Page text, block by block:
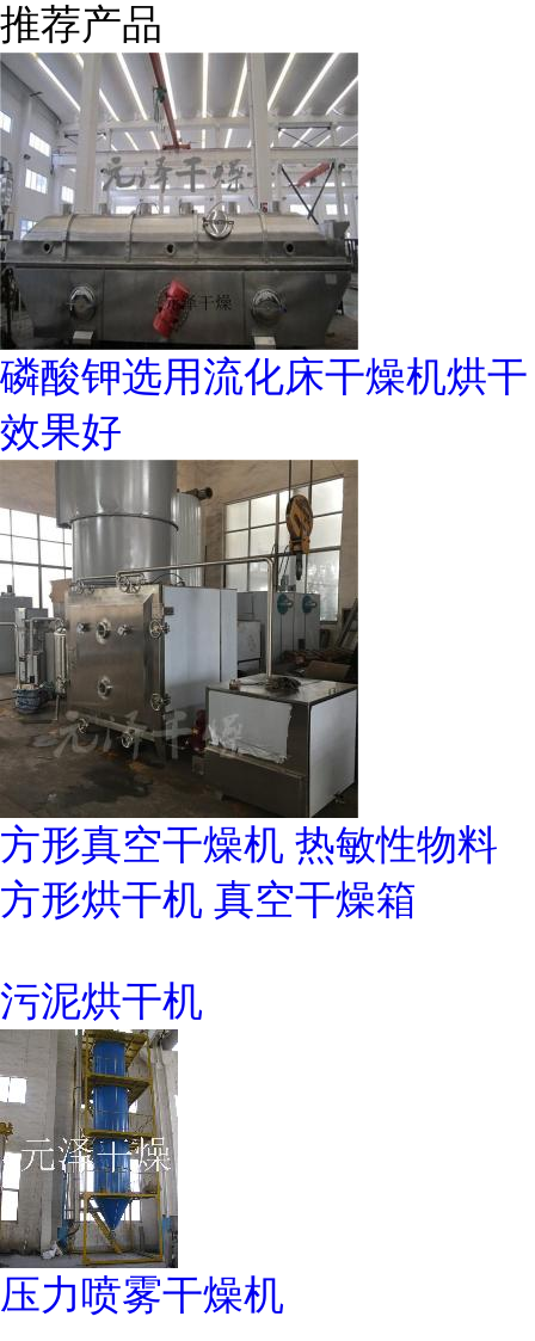
推荐产品
磷酸钾选用流化床干燥机烘干
效果好
方形真空干燥机 热敏性物料
方形烘干机 真空干燥箱
污泥烘干机
压力喷雾干燥机